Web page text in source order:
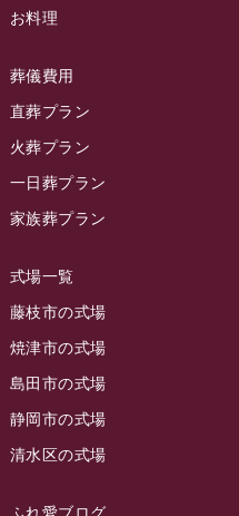
2024年2月
2023年12月
2023年11月
2023年10月
2023年9月
2023年7月
2023年6月
2023年5月
2023年4月
2023年3月
2023年2月
ラビュー静岡籠上イベント情報
ラビュー金谷イベント情報
ラビュー静岡下島
ラビュー東静岡
ラビューリビング静岡沓谷
ラビュー藤枝
ラビュー藤枝茶町
ラビュー島田稲荷
ラビュー焼津石津
ラビュー藤枝駅北
ラビュー清水飯田
ラビュー西焼津
ラビュー島田六合
ラビュー金谷
お料理
葬儀費用
直葬プラン
火葬プラン
一日葬プラン
家族葬プラン
式場一覧
藤枝市の式場
焼津市の式場
島田市の式場
静岡市の式場
清水区の式場
ふれ愛ブログ